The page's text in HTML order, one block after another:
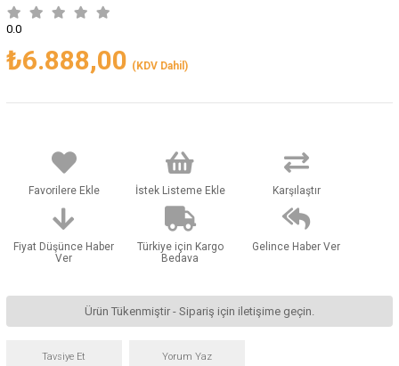
0.0
₺6.888,00 (KDV Dahil)
Favorilere Ekle İstek Listeme Ekle Karşılaştır
Fiyat Düşünce Haber
Ver
Türkiye için Kargo
Bedava
Gelince Haber Ver
Ürün Tükenmiştir - Sipariş için iletişime geçin.
Tavsiye Et Yorum Yaz